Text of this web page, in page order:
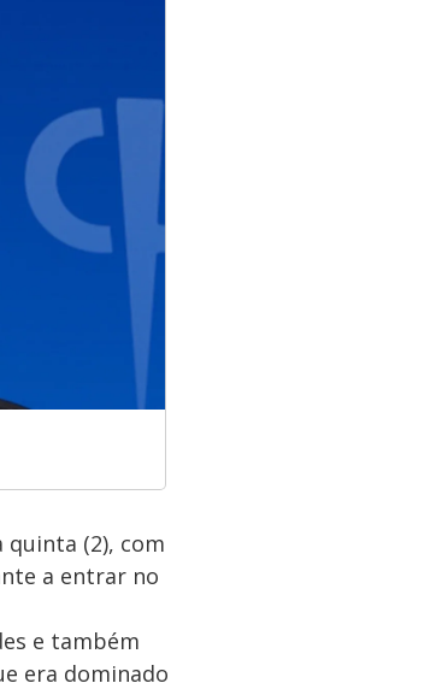
quinta (2), com
a entrar no
e também
era dominado